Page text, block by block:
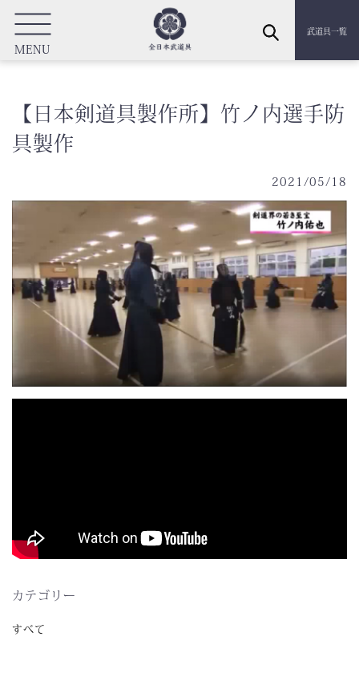
MENU
武道具一覧
【日本剣道具製作所】竹ノ内選手防
具製作
2021/05/18
カテゴリー
すべて